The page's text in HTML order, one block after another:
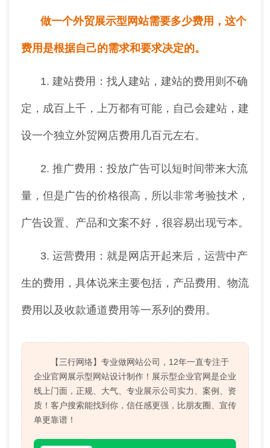
做一个外贸展示型网站需要多少费用，这个
费用是根据自己的需求和要求决定的。
1. 建站费用：找人建站，建站的费用则不确
定，成百上千，上万都有可能，自己会建站，建
设一个独立外贸网店费用几百元左右。
2. 推广费用：投放广告可以短时间带来大流
量，但是广告的价格很高，所以非常考验技术，
广告设置、产品和文案不好，很容易出现亏本。
3. 运营费用：就是网店开起来后，运营中产
生的费用，具体说来主要包括，产品费用、物流
费用以及收款通道费用等一系列的费用。
【三行网络】专业做网站公司，12年一直专注于
企业官网展示型网站设计制作！展示型企业官网是企业
线上门面，正规、大气、专业展示公司实力、案例、资
质！客户搜索能找到你，信任感更强，比朋友圈、宣传
单更靠谱！